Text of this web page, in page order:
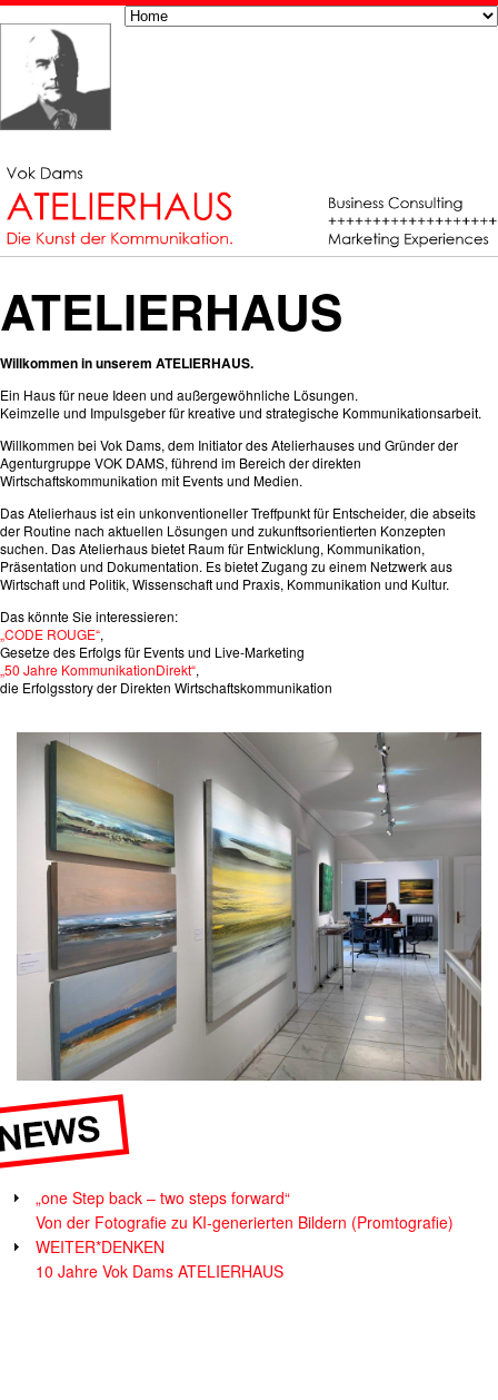
ATELIERHAUS
Willkommen in unserem ATELIERHAUS.
Ein Haus für neue Ideen und außergewöhnliche Lösungen.
Keimzelle und Impulsgeber für kreative und strategische Kommunikationsarbeit.
Willkommen bei Vok Dams, dem Initiator des Atelierhauses und Gründer der
Agenturgruppe VOK DAMS, führend im Bereich der direkten
Wirtschaftskommunikation mit Events und Medien.
Das Atelierhaus ist ein unkonventioneller Treffpunkt für Entscheider, die abseits
der Routine nach aktuellen Lösungen und zukunftsorientierten Konzepten
suchen. Das Atelierhaus bietet Raum für Entwicklung, Kommunikation,
Präsentation und Dokumentation. Es bietet Zugang zu einem Netzwerk aus
Wirtschaft und Politik, Wissenschaft und Praxis, Kommunikation und Kultur.
Das könnte Sie interessieren:
„CODE ROUGE“,
Gesetze des Erfolgs für Events und Live-Marketing
„50 Jahre KommunikationDirekt“,
die Erfolgsstory der Direkten Wirtschaftskommunikation
„one Step back – two steps forward“
Von der Fotografie zu KI-generierten Bildern (Promtografie)
WEITER*DENKEN
10 Jahre Vok Dams ATELIERHAUS